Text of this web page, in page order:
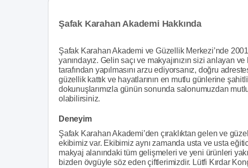
Şafak Karahan Akademi Hakkında
Şafak Karahan Akademi ve Güzellik Merkezi’nde
yanındayız. Gelin saçı ve makyajınızın sizi anlayan
tarafından yapılmasını arzu ediyorsanız, doğru
güzellik kattık ve hayatlarının en mutlu günlerine
dokunuşlarımızla günün sonunda salonumuzdan
olabilirsiniz.
Deneyim
Şafak Karahan Akademi’den çıraklıktan gelen ve
ekibimiz var. Ekibimiz aynı zamanda usta ve usta
makyaj alanındaki tüm gelişmeleri ve yeni ürünleri
bizden övgüyle söz eden çiftlerimizdir. Lütfi Kırdar